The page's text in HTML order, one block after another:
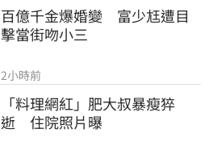
百億千金爆婚變　富少尪遭目
擊當街吻小三
2小時前
「料理網紅」肥大叔暴瘦猝
逝　住院照片曝